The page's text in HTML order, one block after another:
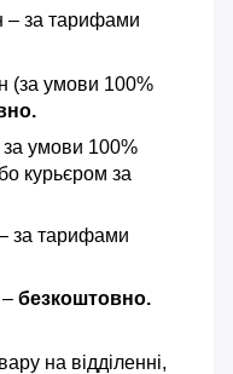
– за тарифами
(за умови 100%
за умови 100%
курьєром за
за тарифами
– безкоштовно.
на відділенні,